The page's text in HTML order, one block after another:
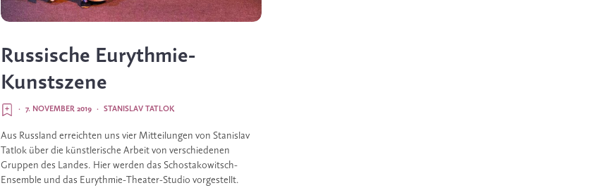
Russische Eurythmie-
Kunstszene
STANISLAV TATLOK
·
7. NOVEMBER 2019
·
Aus Russland erreichten uns vier Mitteilungen von Stanislav
Tatlok über die künstlerische Arbeit von verschiedenen
Gruppen des Landes. Hier werden das Schostakowitsch-
Ensemble und das Eurythmie-­­Theater-Studio vorgestellt.